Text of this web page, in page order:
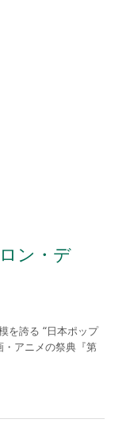
ン・デ
を誇る “日本ポップ
アニメの祭典『第